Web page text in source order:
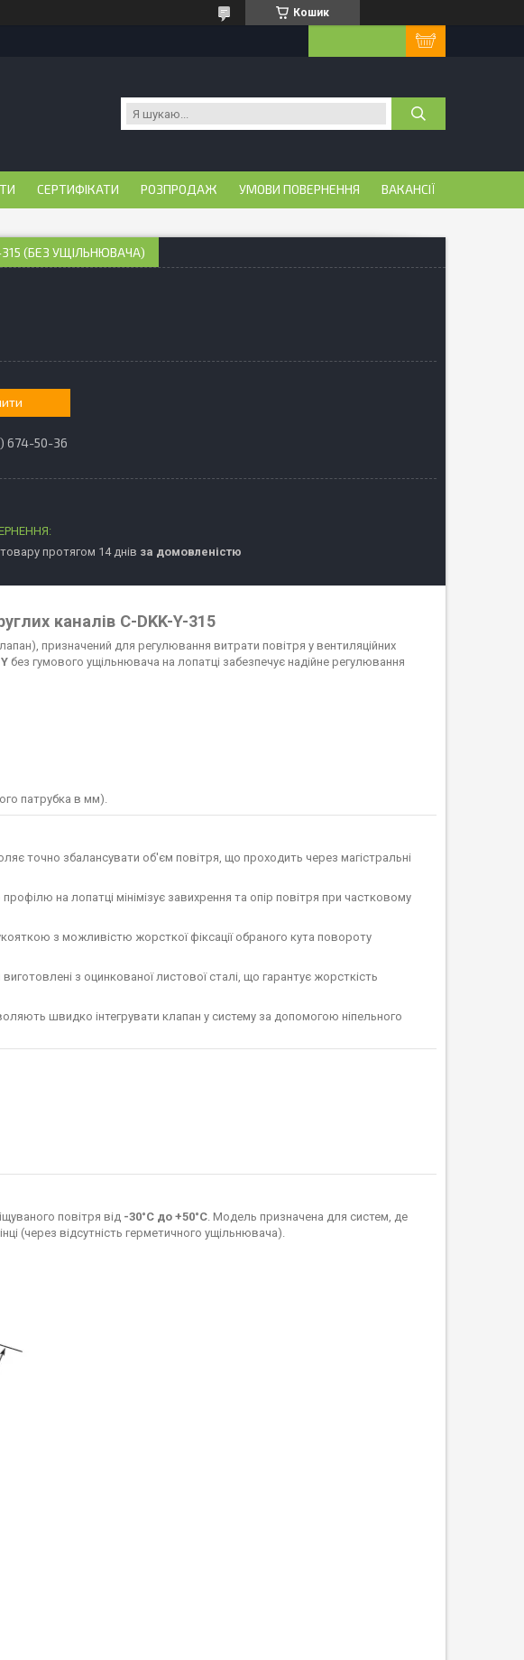
Кошик
СЕРТИФІКАТИ РОЗПРОДАЖ УМОВИ ПОВЕРНЕННЯ ВАКАНСІЇ
(БЕЗ УЩІЛЬНЮВАЧА)
674-50-36
протягом 14 днів за домовленістю
каналів C-DKK-Y-315
призначений для регулювання витрати повітря у вентиляційних
Y без гумового ущільнювача на лопатці забезпечує надійне регулювання
патрубка в мм).
точно збалансувати об'єм повітря, що проходить через магістральні
профілю на лопатці мінімізує завихрення та опір повітря при частковому
з можливістю жорсткої фіксації обраного кута повороту
з оцинкованої листової сталі, що гарантує жорсткість
швидко інтегрувати клапан у систему за допомогою ніпельного
повітря від -30°C до +50°C. Модель призначена для систем, де
(через відсутність герметичного ущільнювача).